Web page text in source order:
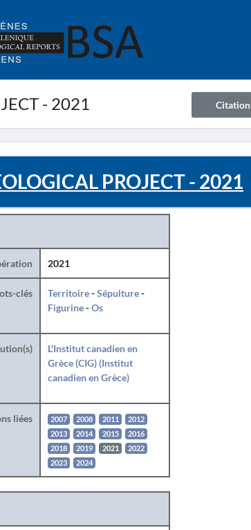
- 2021 Citation
PROJECT - 2021
2021
clés Territoire-Sépulture-
Figurine-Os
L'Institut canadien en
Grèce (CIG) (Institut
canadien en Grèce)
liées 2007 2008 2011
2012
2013
2014 2015
2016
2018
2019 2021
2022
2023
2024